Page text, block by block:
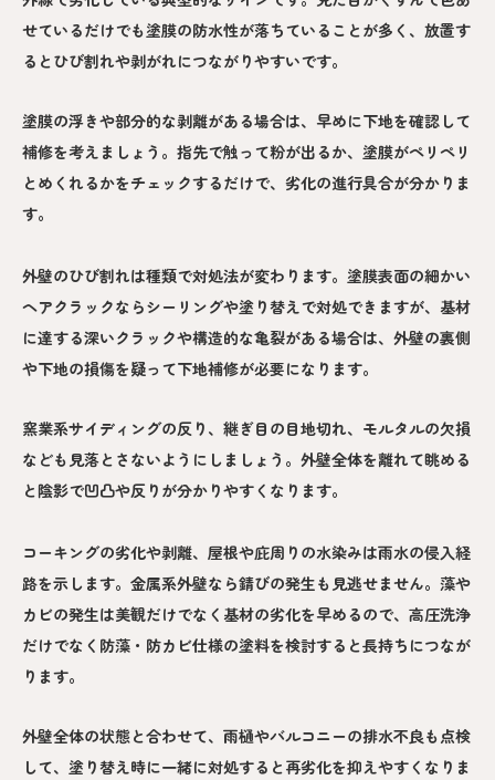
せているだけでも塗膜の防水性が落ちていることが多く、放置す
るとひび割れや剥がれにつながりやすいです。
塗膜の浮きや部分的な剥離がある場合は、早めに下地を確認して
補修を考えましょう。指先で触って粉が出るか、塗膜がペリペリ
とめくれるかをチェックするだけで、劣化の進行具合が分かりま
す。
外壁のひび割れは種類で対処法が変わります。塗膜表面の細かい
ヘアクラックならシーリングや塗り替えで対処できますが、基材
に達する深いクラックや構造的な亀裂がある場合は、外壁の裏側
や下地の損傷を疑って下地補修が必要になります。
窯業系サイディングの反り、継ぎ目の目地切れ、モルタルの欠損
なども見落とさないようにしましょう。外壁全体を離れて眺める
と陰影で凹凸や反りが分かりやすくなります。
コーキングの劣化や剥離、屋根や庇周りの水染みは雨水の侵入経
路を示します。金属系外壁なら錆びの発生も見逃せません。藻や
カビの発生は美観だけでなく基材の劣化を早めるので、高圧洗浄
だけでなく防藻・防カビ仕様の塗料を検討すると長持ちにつなが
ります。
外壁全体の状態と合わせて、雨樋やバルコニーの排水不良も点検
して、塗り替え時に一緒に対処すると再劣化を抑えやすくなりま